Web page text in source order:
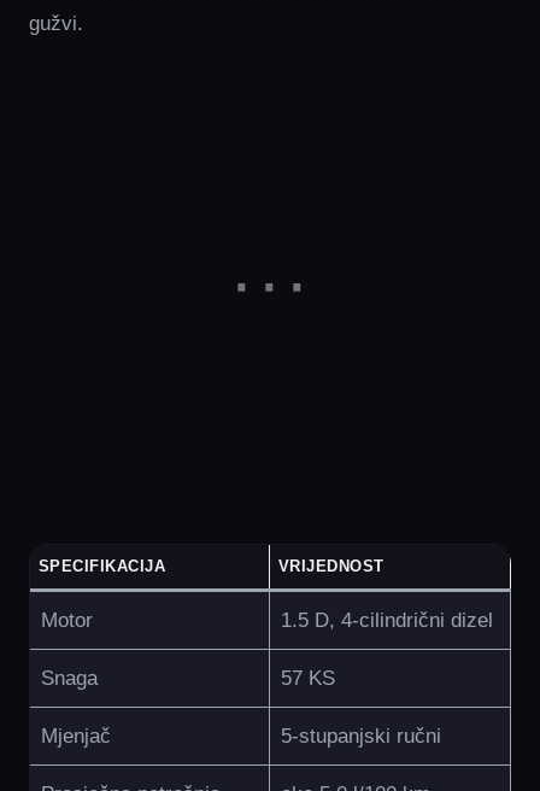
gužvi.
SPECIFIKACIJA VRIJEDNOST
Motor 1.5 D, 4-cilindrični dizel
Snaga 57 KS
Mjenjač 5-stupanjski ručni